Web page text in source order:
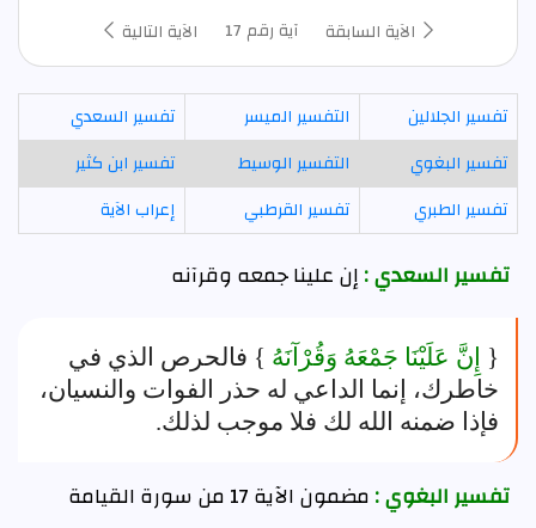
الآية السابقة آية رقم 17 الآية التالية
تفسير الجلالين التفسير الميسر
تفسير السعدي
تفسير البغوي
التفسير الوسيط
تفسير ابن كثير
تفسير الطبري
تفسير القرطبي إعراب الآية
تفسير السعدي :إن علينا جمعه وقرآنه
{ إِنَّ عَلَيْنَا جَمْعَهُ وَقُرْآنَهُ } فالحرص الذي في
خاطرك، إنما الداعي له حذر الفوات والنسيان،
فإذا ضمنه الله لك فلا موجب لذلك.
تفسير البغوي :مضمون الآية 17 من سورة القيامة